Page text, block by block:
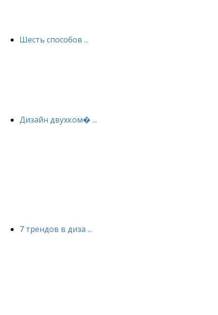
Шесть способов ...
Дизайн двухком� ...
7 трендов в диза ...